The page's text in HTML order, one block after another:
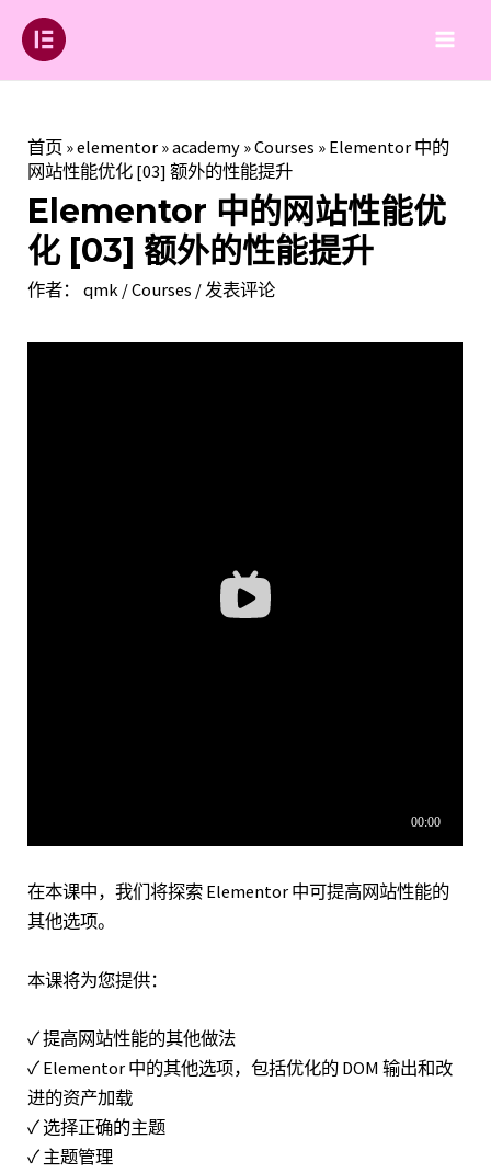
首页 »elementor »academy »Courses » Elementor 中的
网站性能优化 [03] 额外的性能提升
Elementor 中的网站性能优
化 [03] 额外的性能提升
作者： qmk /Courses /发表评论
在本课中，我们将探索 Elementor 中可提高网站性能的
其他选项。
本课将为您提供：
✓ 提高网站性能的其他做法
✓ Elementor 中的其他选项，包括优化的 DOM 输出和改
进的资产加载
✓ 选择正确的主题
✓ 主题管理